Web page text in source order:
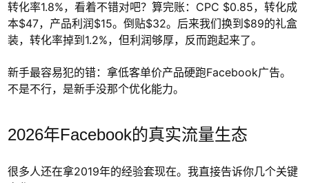
转化率1.8%，看着不错对吧？算完账：CPC $0.85，转化成
本$47，产品利润$15。倒贴$32。后来我们换到$89的礼盒
装，转化率掉到1.2%，但利润够厚，反而跑起来了。
新手最容易犯的错：拿低客单价产品硬跑Facebook广告。
不是不行，是新手没那个优化能力。
2026年Facebook的真实流量生态
很多人还在拿2019年的经验套现在。我直接告诉你几个关键